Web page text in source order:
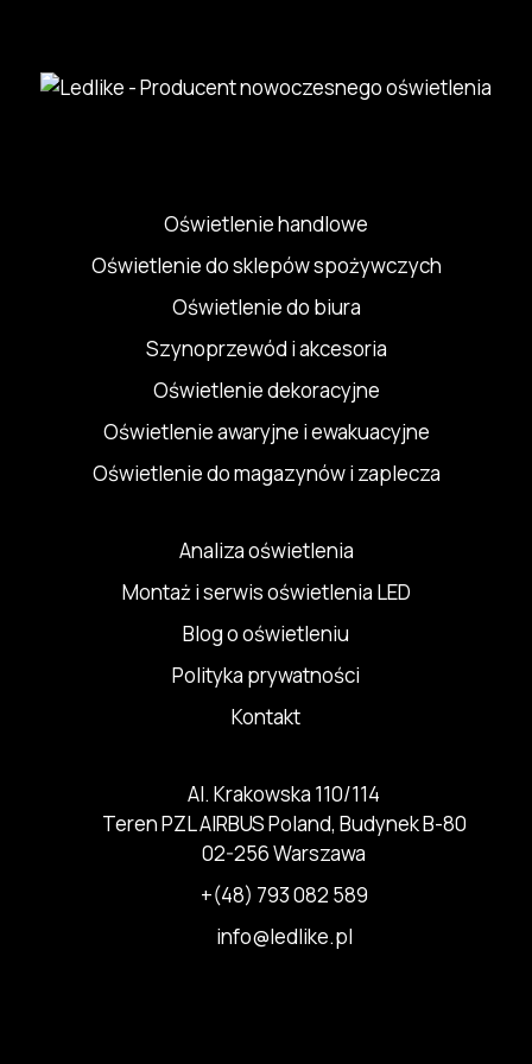
Oświetlenie handlowe
Oświetlenie do sklepów spożywczych
Oświetlenie do biura
Szynoprzewód i akcesoria
Oświetlenie dekoracyjne
Oświetlenie awaryjne i ewakuacyjne
Oświetlenie do magazynów i zaplecza
Analiza oświetlenia
Montaż i serwis oświetlenia LED
Blog o oświetleniu
Polityka prywatności
Kontakt
Al. Krakowska 110/114
Teren PZL AIRBUS Poland, Budynek B-80
02-256 Warszawa
+(48) 793 082 589
info@ledlike.pl